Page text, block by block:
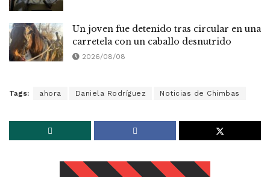
Un joven fue detenido tras circular en una
carretela con un caballo desnutrido
2026/08/08
Tags: ahora Daniela Rodríguez Noticias de Chimbas